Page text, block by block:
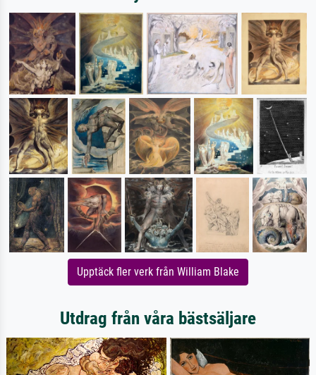
Upptäck fler verk från William Blake
Utdrag från våra bästsäljare